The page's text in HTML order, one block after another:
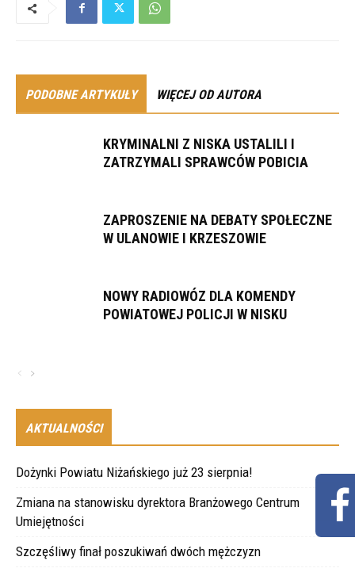
PODOBNE ARTYKUŁY WIĘCEJ OD AUTORA
KRYMINALNI Z NISKA USTALILI I
ZATRZYMALI SPRAWCÓW POBICIA
ZAPROSZENIE NA DEBATY SPOŁECZNE
W ULANOWIE I KRZESZOWIE
NOWY RADIOWÓZ DLA KOMENDY
POWIATOWEJ POLICJI W NISKU
AKTUALNOŚCI
Dożynki Powiatu Niżańskiego już 23 sierpnia!
Zmiana na stanowisku dyrektora Branżowego Centrum
Umiejętności
Szczęśliwy finał poszukiwań dwóch mężczyzn